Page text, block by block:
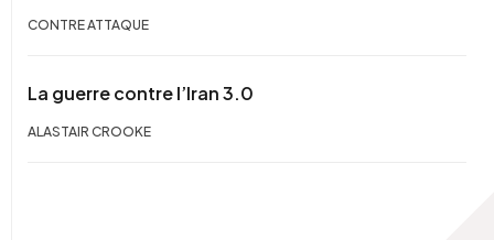
CONTRE ATTAQUE
La guerre contre l’Iran 3.0
ALASTAIR CROOKE